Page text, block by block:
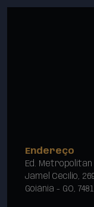
Endereço
Ed.
Jamel Cecílio,
Goiânia - GO,